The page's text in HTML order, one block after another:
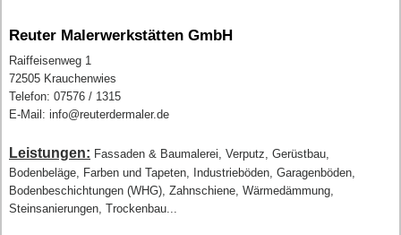
Reuter Malerwerkstätten GmbH
Raiffeisenweg 1
72505 Krauchenwies
Telefon: 07576 / 1315
E-Mail: info@reuterdermaler.de
Leistungen: Fassaden & Baumalerei, Verputz, Gerüstbau,
Bodenbeläge, Farben und Tapeten, Industrieböden, Garagenböden,
Bodenbeschichtungen (WHG), Zahnschiene, Wärmedämmung,
Steinsanierungen, Trockenbau...